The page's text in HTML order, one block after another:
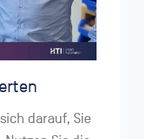
darauf, Sie